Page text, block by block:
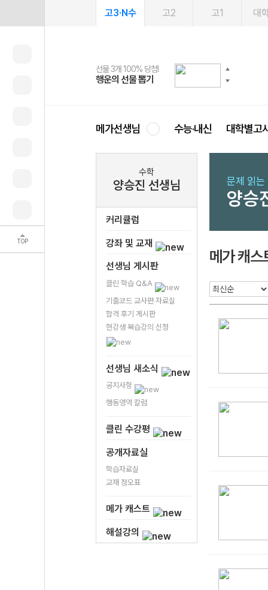
TOP
고3·N수 고2 고1 대
선물 3개 100% 당첨!
행운의 선물 뽑기
선물 100% 증정!
메가스터디 X 올리브
여름방학 스터디 캐시백
메가런 썸머스쿨
2027 러셀 단과
강사 공개선발
스마트러닝앱
설문 EVENT
메가패스
3일 무료 체험권
메가패스 수강생 무료혜택!
메가클럽 멤버십
사회공헌 캠페인
희망이룸 메가나눔
메가선생님 수능·내신 대학별고
수학
양승진 선생님
커리큘럼
강좌 및 교재
선생님 게시판
클린 학습 Q&A
기출코드 교사편 자료실
합격 후기 게시판
현강생 복습강의 신청
선생님 새소식
공지사항
행동영역 칼럼
클린 수강평
공개자료실
학습자료실
교재 정오표
메가 캐스트
해설강의
문제 읽는
양승
메가 캐스